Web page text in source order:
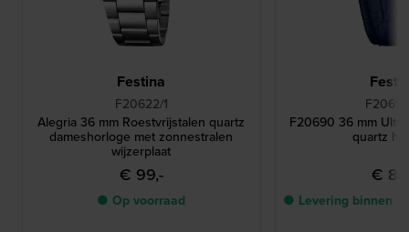
Festina
F20622/1
Alegria 36 mm Roestvrijstalen quartz
dameshorloge met zonnestralen
wijzerplaat
€ 99,-
● Op voorraad
F20690 36 mm
quartz
€
● Levering binnen 5